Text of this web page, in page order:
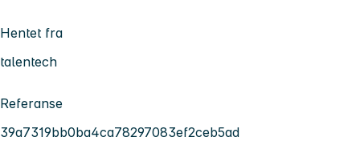
Hentet fra
talentech
Referanse
39a7319bb0ba4ca78297083ef2ceb5ad